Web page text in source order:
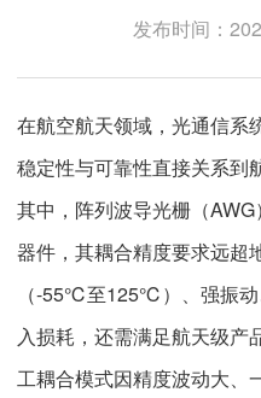
发布时间：
在航空航天领域，光通信系
稳定性与可靠性直接关系到
其中，阵列波导光栅（
器件，其耦合精度要求远
（-55℃至125℃）、强振
入损耗，还需满足航天级产
工耦合模式因精度波动大、